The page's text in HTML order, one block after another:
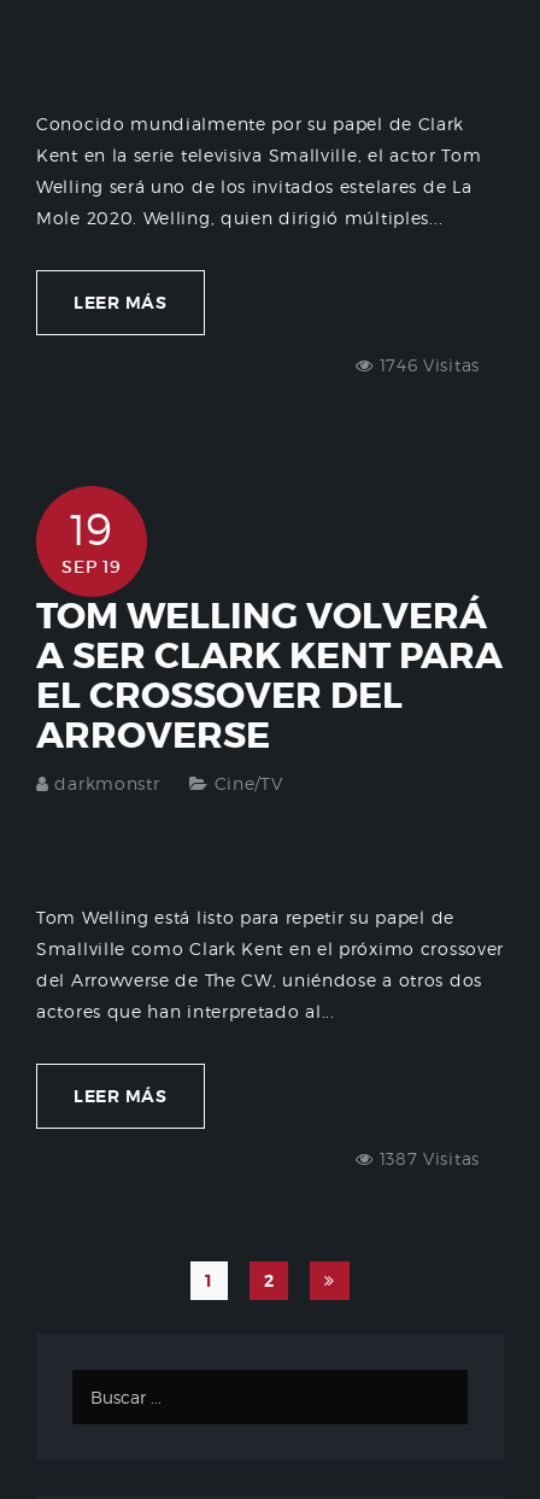
Conocido mundialmente por su papel de Clark
Kent en la serie televisiva Smallville, el actor Tom
Welling será uno de los invitados estelares de La
Mole 2020. Welling, quien dirigió múltiples...
LEER MÁS
1746 Visitas
19
SEP 19
TOM WELLING VOLVERÁ
A SER CLARK KENT PARA
EL CROSSOVER DEL
ARROVERSE
darkmonstr Cine/TV
Tom Welling está listo para repetir su papel de
Smallville como Clark Kent en el próximo crossover
del Arrowverse de The CW, uniéndose a otros dos
actores que han interpretado al...
LEER MÁS
1387 Visitas
1 2